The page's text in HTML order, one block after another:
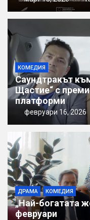
КОМЕДИЯ
Саундтракът
Щастие“ с
платформи
февруари 16, 2026
ДРАМА КОМЕДИЯ
„Най-богатата
февруари